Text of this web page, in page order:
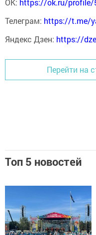
ОК: https://ok.ru/profile/
Телеграм: https://t.me/
Яндекс Дзен: https://
Перейти на
Топ 5 новостей